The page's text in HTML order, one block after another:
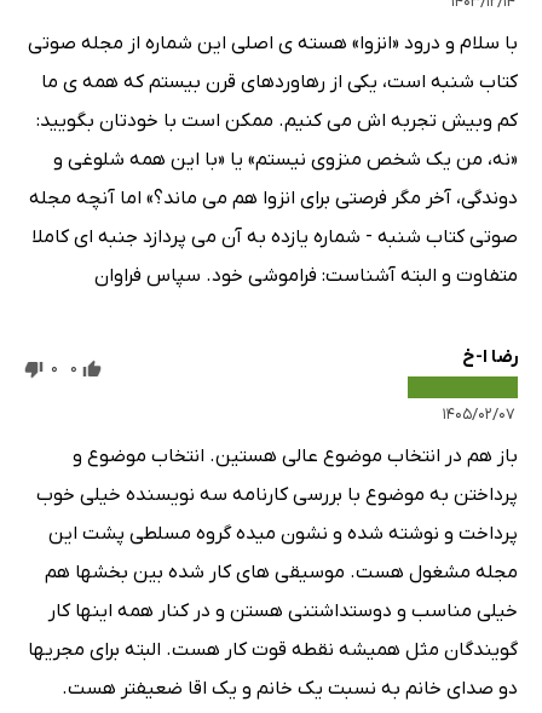
با سلام و درود «انزوا» هسته ی اصلی این شماره از مجله صوتی
کتاب شنبه است، یکی از رهاوردهای قرن بیستم که همه ی ما
کم وبیش تجربه اش می کنیم. ممکن است با خودتان بگویید:
«نه، من یک شخص منزوی نیستم» یا «با این همه شلوغی و
دوندگی، آخر مگر فرصتی برای انزوا هم می ماند؟» اما آنچه مجله
صوتی کتاب شنبه - شماره یازده به آن می پردازد جنبه ای کاملا
متفاوت و البته آشناست: فراموشی خود. سپاس فراوان
رضا ا-خ
۱۴۰۵/۰۲/۰۷
0
0
باز هم در انتخاب موضوع عالی هستین. انتخاب موضوع و
پرداختن به موضوع با بررسی کارنامه سه نویسنده خیلی خوب
پرداخت و نوشته شده و نشون میده گروه مسلطی پشت این
مجله مشغول هست. موسیقی های کار شده بین بخشها هم
خیلی مناسب و دوستداشتنی هستن و در کنار همه اینها کار
گویندگان مثل همیشه نقطه قوت کار هست. البته برای مجریها
دو صدای خانم به نسبت یک خانم و یک اقا ضعیفتر هست.